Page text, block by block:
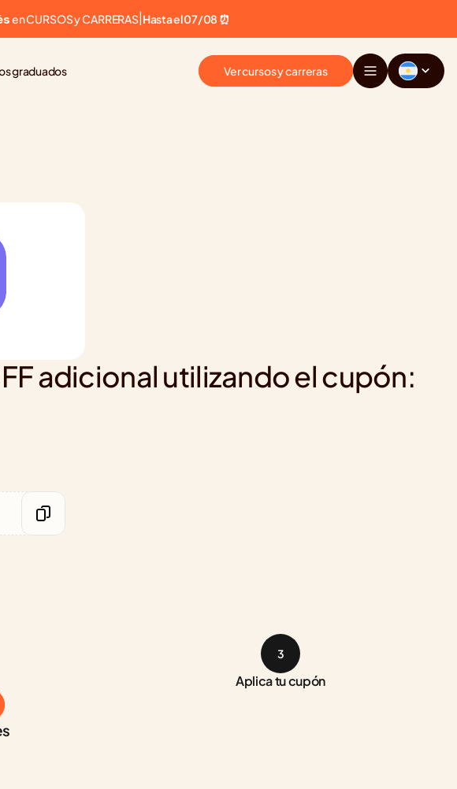
en CURSOS y CARRERAS| Hasta el 07/08 ⏰
graduados Ver cursos y carreras
adicional utilizando el cupón:
3
Aplica tu cupón